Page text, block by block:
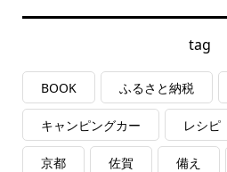
tag
BOOK ふるさと納税
キャンピングカー レシピ
京都 佐賀 備え